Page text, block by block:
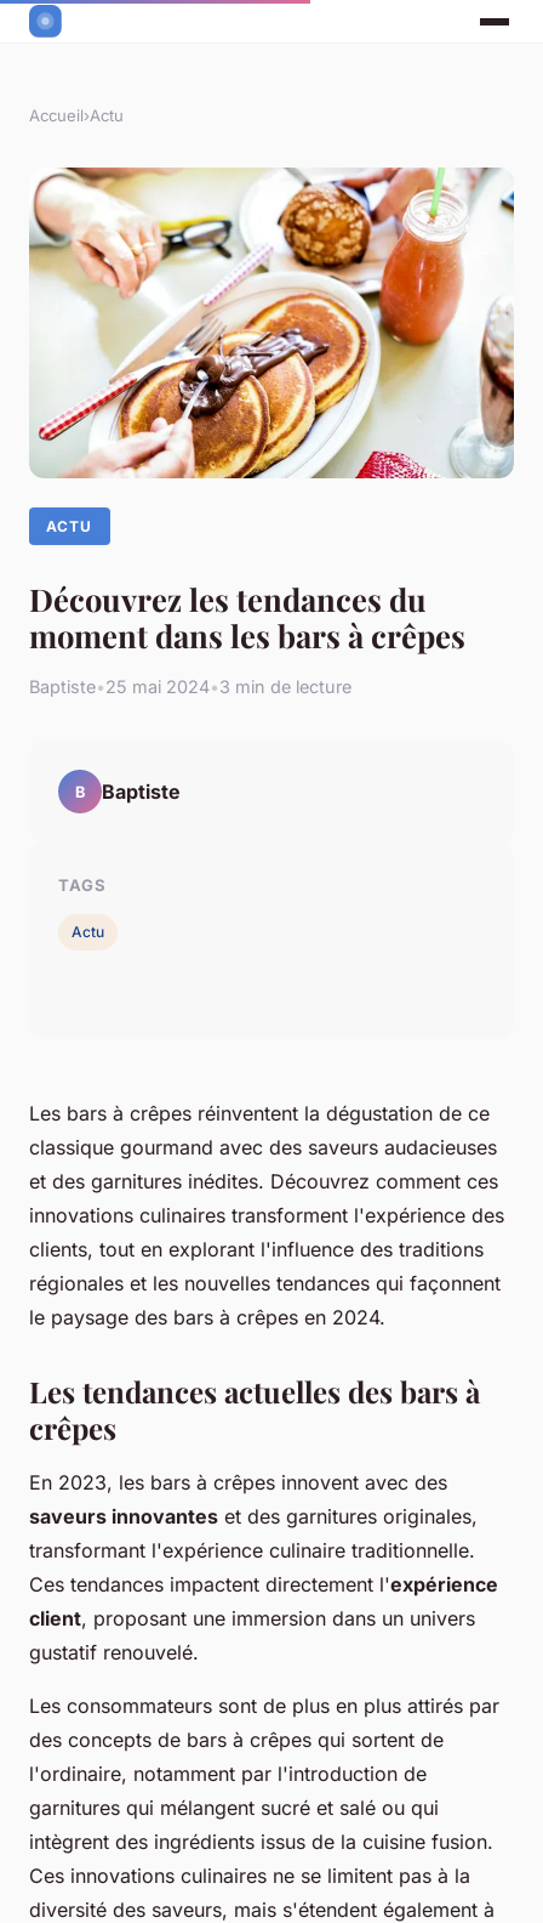
Accueil›Actu
ACTU
Découvrez les tendances du
moment dans les bars à crêpes
Baptiste•25 mai 2024•3 min de lecture
Les bars à crêpes réinventent la dégustation de ce
classique gourmand avec des saveurs audacieuses
et des garnitures inédites. Découvrez comment ces
innovations culinaires transforment l'expérience des
clients, tout en explorant l'influence des traditions
régionales et les nouvelles tendances qui façonnent
le paysage des bars à crêpes en 2024.
Les tendances actuelles des bars à
crêpes
En 2023, les bars à crêpes innovent avec des
saveurs innovantes et des garnitures originales,
transformant l'expérience culinaire traditionnelle.
Ces tendances impactent directement l'expérience
client, proposant une immersion dans un univers
gustatif renouvelé.
Les consommateurs sont de plus en plus attirés par
des concepts de bars à crêpes qui sortent de
l'ordinaire, notamment par l'introduction de
garnitures qui mélangent sucré et salé ou qui
intègrent des ingrédients issus de la cuisine fusion.
Ces innovations culinaires ne se limitent pas à la
diversité des saveurs, mais s'étendent également à
B Baptiste
TAGS
Actu